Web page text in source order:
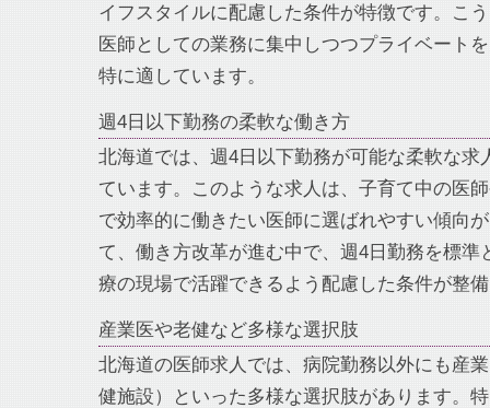
イフスタイルに配慮した条件が特徴です。こ
医師としての業務に集中しつつプライベート
特に適しています。
週4日以下勤務の柔軟な働き方
北海道では、週4日以下勤務が可能な柔軟な求
ています。このような求人は、子育て中の医
で効率的に働きたい医師に選ばれやすい傾向
て、働き方改革が進む中で、週4日勤務を標準
療の現場で活躍できるよう配慮した条件が整
産業医や老健など多様な選択肢
北海道の医師求人では、病院勤務以外にも産
健施設）といった多様な選択肢があります。